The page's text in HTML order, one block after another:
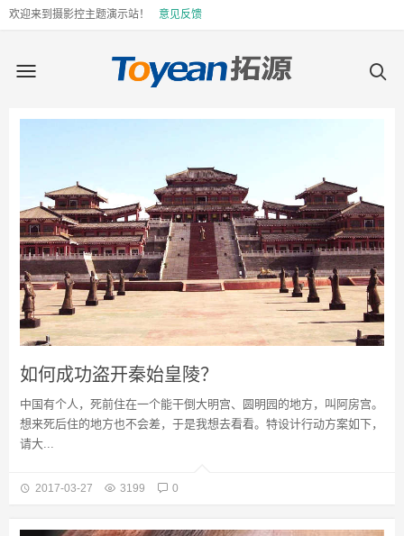
欢迎来到摄影控主题演示站！ 意见反馈
如何成功盗开秦始皇陵？
中国有个人，死前住在一个能干倒大明宫、圆明园的地方，叫阿房宫。
想来死后住的地方也不会差，于是我想去看看。特设计行动方案如下，
请大...
2017-03-27 3199 0